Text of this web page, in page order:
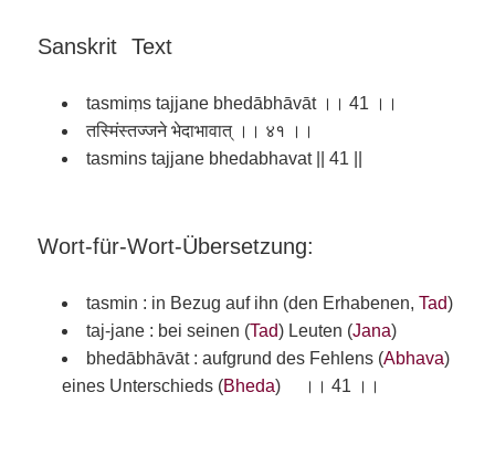
Sanskrit Text
tasmiṃs tajjane bhedābhāvāt ।। 41 ।।
तस्मिंस्तज्जने भेदाभावात् ।। ४१ ।।
tasmins tajjane bhedabhavat || 41 ||
Wort-für-Wort-Übersetzung:
tasmin : in Bezug auf ihn (den Erhabenen, Tad)
taj-jane : bei seinen (Tad) Leuten (Jana)
bhedābhāvāt : aufgrund des Fehlens (Abhava)
eines Unterschieds (Bheda) ।। 41 ।।